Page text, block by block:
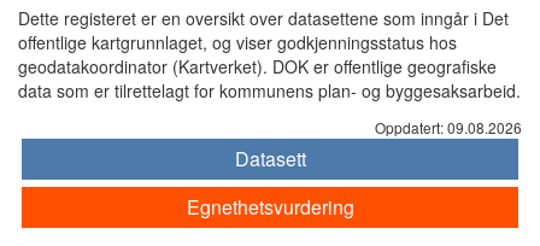
Dette registeret er en oversikt over datasettene som inngår i Det
offentlige kartgrunnlaget, og viser godkjenningsstatus hos
geodatakoordinator (Kartverket). DOK er offentlige geografiske
data som er tilrettelagt for kommunens plan- og byggesaksarbeid.
Oppdatert: 09.08.2026
Datasett
Egnethetsvurdering